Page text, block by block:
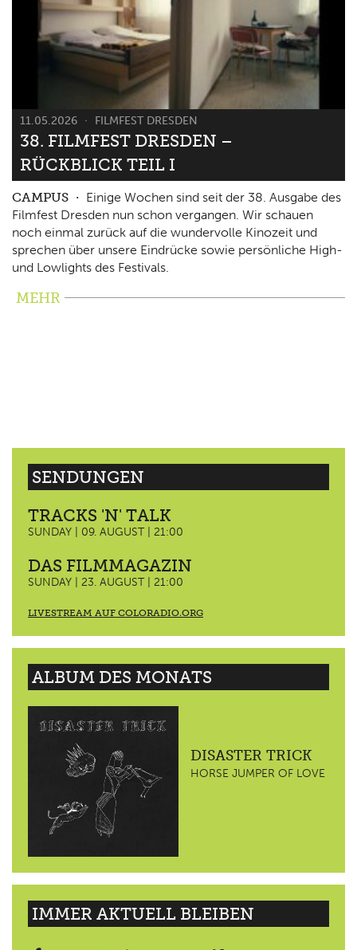
11.05.2026 FILMFEST DRESDEN
38. FILMFEST DRESDEN –
RÜCKBLICK TEIL I
CAMPUS
Einige Wochen sind seit der 38. Ausgabe des
Filmfest Dresden nun schon vergangen. Wir schauen
noch einmal zurück auf die wundervolle Kinozeit und
sprechen über unsere Eindrücke sowie persönliche High-
und Lowlights des Festivals.
MEHR
SENDUNGEN
TRACKS 'N' TALK
SUNDAY | 09. AUGUST | 21:00
DAS FILMMAGAZIN
SUNDAY | 23. AUGUST | 21:00
LIVESTREAM AUF COLORADIO.ORG
ALBUM DES MONATS
DISASTER TRICK
HORSE JUMPER OF LOVE
IMMER AKTUELL BLEIBEN